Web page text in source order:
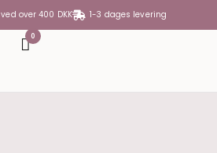
over 400 DKK 1-3 dages levering
0